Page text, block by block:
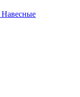
Навесные